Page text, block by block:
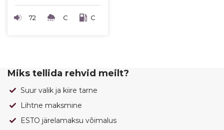
72 C C
Miks tellida rehvid meilt?
Suur valik ja kiire tarne
Lihtne maksmine
ESTO järelamaksu võimalus